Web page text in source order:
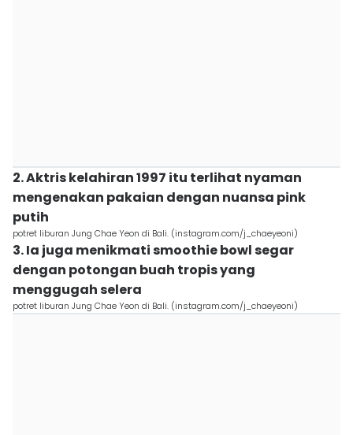
2. Aktris kelahiran 1997 itu terlihat nyaman
mengenakan pakaian dengan nuansa pink
putih
potret liburan Jung Chae Yeon di Bali. (instagram.com/j_chaeyeoni)
3. Ia juga menikmati smoothie bowl segar
dengan potongan buah tropis yang
menggugah selera
potret liburan Jung Chae Yeon di Bali. (instagram.com/j_chaeyeoni)